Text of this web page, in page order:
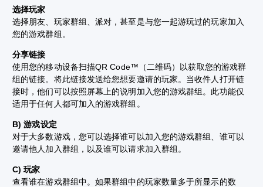
选择玩家
选择朋友、玩家群组、派对，甚至是与您一起游玩过的玩家加入
您的游戏群组。
分享链接
使用您的移动设备扫描QR Code™（二维码）以获取您的游戏群
组的链接。将此链接发送给您想要邀请的玩家。当收件人打开链
接时，他们可以按照屏幕上的说明加入您的游戏群组。此功能仅
适用于任何人都可加入的游戏群组。
B) 游戏设定
对于大多数游戏，您可以选择谁可以加入您的游戏群组、谁可以
邀请他人加入群组，以及谁可以请求加入群组。
C) 玩家
查看谁在游戏群组中。如果群组中的玩家数量多于所显示的数